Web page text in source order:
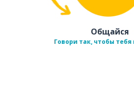
Общайся
Говори так, чтобы